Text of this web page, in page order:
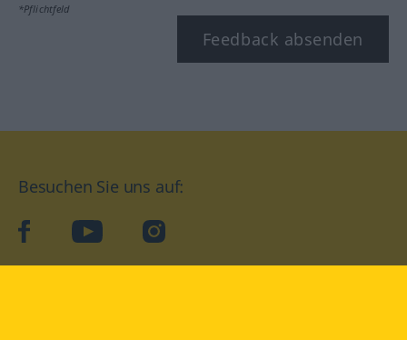
*Pflichtfeld
Feedback absenden
Besuchen Sie uns auf:
facebookYouTube Instagram